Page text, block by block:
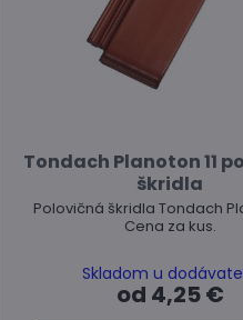
Tondach Planoton 11
škridla
Polovičná škridla Tondach
Cena za kus.
Skladom u
od 4,25 €